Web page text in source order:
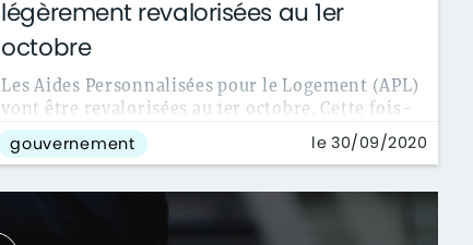
légèrement revalorisées au 1er
octobre
Les Aides Personnalisées pour le Logement (APL)
vont être revalorisées au 1er octobre. Cette fois-
ci, la hausse sera limitée à ...
gouvernement le 30/09/2020